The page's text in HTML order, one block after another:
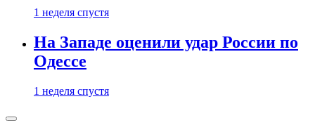
1 неделя спустя
На Западе оценили удар России по
Одессе
1 неделя спустя